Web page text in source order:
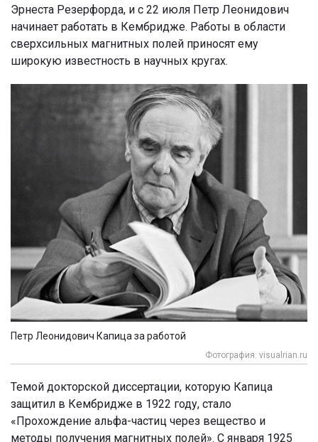
Эрнеста Резерфорда, и с 22 июля Петр Леонидович
начинает работать в Кембридже. Работы в области
сверхсильных магнитных полей приносят ему
широкую известность в научных кругах.
Петр Леонидович Капица за работой
Фотография: visualrian.ru
Темой докторской диссертации, которую Капица
защитил в Кембридже в 1922 году, стало
«Прохождение альфа-частиц через вещество и
методы получения магнитных полей». С января 1925